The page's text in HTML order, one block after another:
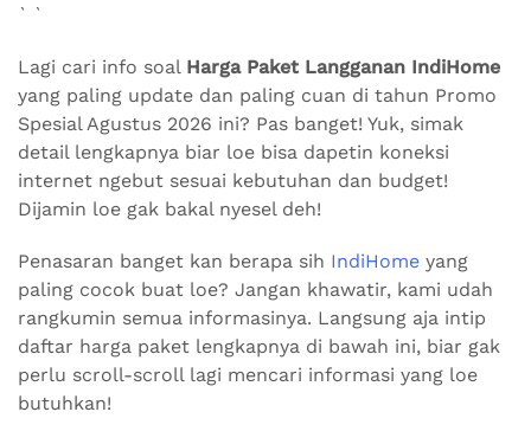
` `
Lagi cari info soal Harga Paket Langganan IndiHome
yang paling update dan paling cuan di tahun Promo
Spesial Agustus 2026 ini? Pas banget! Yuk, simak
detail lengkapnya biar loe bisa dapetin koneksi
internet ngebut sesuai kebutuhan dan budget!
Dijamin loe gak bakal nyesel deh!
Penasaran banget kan berapa sih IndiHome yang
paling cocok buat loe? Jangan khawatir, kami udah
rangkumin semua informasinya. Langsung aja intip
daftar harga paket lengkapnya di bawah ini, biar gak
perlu scroll-scroll lagi mencari informasi yang loe
butuhkan!